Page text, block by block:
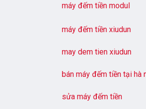
máy đếm tiền modul
máy đếm tiền xiudun
may dem tien xiudun
bán máy đếm tiền tại hà
sửa máy đếm tiền